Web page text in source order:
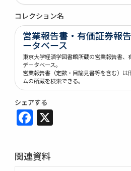
コレクション名
営業報告書・有価証券報
ータベース
東京大学経済学図書館所蔵の営業報告書、
データベース。
営業報告書（定款・目論見書等を含む）
ムの所蔵を検索できる。
シェアする
Facebook
関連資料